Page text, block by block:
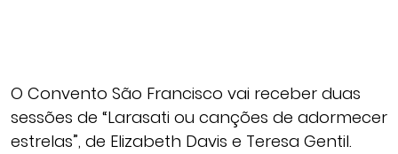
O Convento São Francisco vai receber duas
sessões de “Larasati ou canções de adormecer
estrelas”, de Elizabeth Davis e Teresa Gentil.